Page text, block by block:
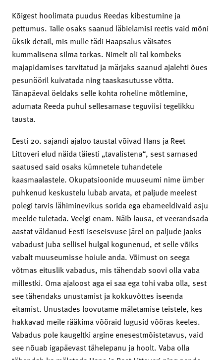
Kõigest hoolimata puudus Reedas kibestumine ja
pettumus. Talle osaks saanud läbielamisi reetis vaid mõni
üksik detail, mis mulle tädi Haapsalus väisates
kummalisena silma torkas. Nimelt oli tal kombeks
majapidamises tarvitatud ja märjaks saanud ajalehti õues
pesunööril kuivatada ning taaskasutusse võtta.
Tänapäeval öeldaks selle kohta roheline mõtlemine,
adumata Reeda puhul sellesarnase teguviisi tegelikku
tausta.
Eesti 20. sajandi ajaloo taustal võivad Hans ja Reet
Littoveri elud näida täiesti „tavalistena“, sest sarnased
saatused said osaks kümnetele tuhandetele
kaasmaalastele. Okupatsioonide muuseumi nime ümber
puhkenud keskustelu lubab arvata, et paljude meelest
polegi tarvis lähiminevikus sorida ega ebameeldivaid asju
meelde tuletada. Veelgi enam. Näib lausa, et veerandsada
aastat väldanud Eesti iseseisvuse järel on paljude jaoks
vabadust juba sellisel hulgal kogunenud, et selle võiks
vabalt muuseumisse hoiule anda. Võimust on seega
võtmas eituslik vabadus, mis tähendab soovi olla vaba
millestki. Oma ajaloost aga ei saa ega tohi vaba olla, sest
see tähendaks unustamist ja kokkuvõttes iseenda
eitamist. Unustades loovutame mäletamise teistele, kes
hakkavad meile rääkima võõraid lugusid võõras keeles.
Vabadus pole kaugeltki argine enesestmõistetavus, vaid
see nõuab igapäevast tähelepanu ja hoolt. Vaba olla